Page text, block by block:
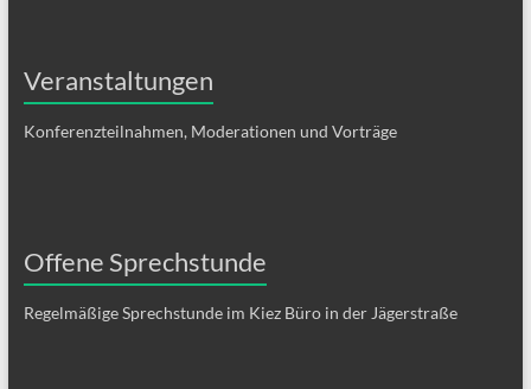
Veranstaltungen
Konferenzteilnahmen, Moderationen und Vorträge
Offene Sprechstunde
Regelmäßige Sprechstunde im Kiez Büro in der Jägerstraße